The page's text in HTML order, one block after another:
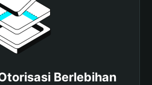
Berlebihan